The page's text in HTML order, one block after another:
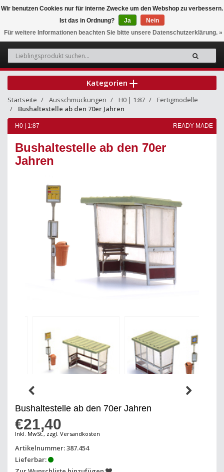
0
Kategorien
Startseite Ausschmückungen H0 | 1:87
Fertigmodelle
Bushaltestelle ab den 70er Jahren
H0 | 1:87 READY-MADE
Bushaltestelle ab den 70er
Jahren
Bushaltestelle ab den 70er Jahren
€21,40
Inkl. MwSt., zzgl. Versandkosten
Artikelnummer: 387.454
Lieferbar:
Wir benutzen Cookies nur für interne Zwecke um den Webshop zu verbessern.
Ist das in Ordnung?
Ja
Nein
Für weitere Informationen beachten Sie bitte unsere Datenschutzerklärung. »